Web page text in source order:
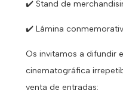
✔️ Stand de
✔️ Lámina
Os invitamos a difundir
cinematográfica
venta de entradas: